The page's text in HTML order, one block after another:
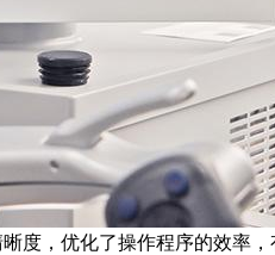
度，优化了操作程序的效率